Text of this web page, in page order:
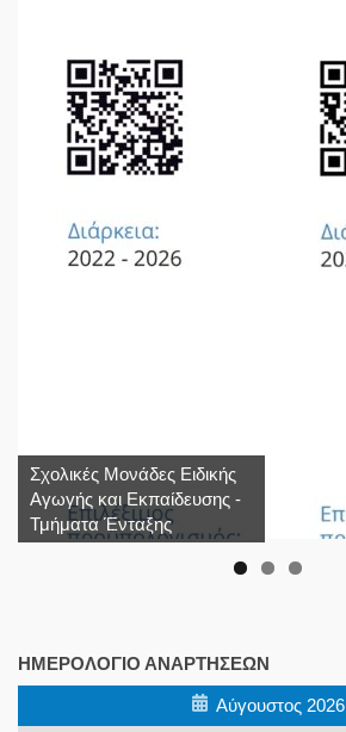
Σχολικές Μονάδες Ειδικής
Αγωγής και Εκπαίδευσης -
Τμήματα Ένταξης
ΗΜΕΡΟΛΌΓΙΟ ΑΝΑΡΤΉΣΕΩΝ
Αύγουστος 2026